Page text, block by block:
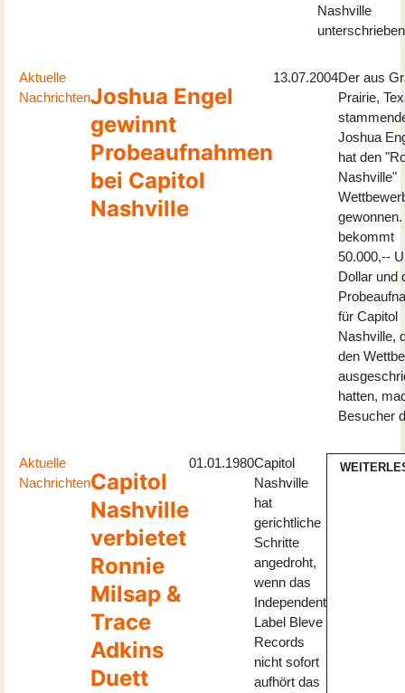
Nashville
Aktuelle
NachrichtenJoshua Engel
gewinnt
Probeaufnahmen
bei Capitol
Nashville
13.07.2004Der aus
Prairie,
Joshua
hat den
Nashville"
bekommt
50.000,--
Dollar und
für Capitol
Nashville,
den
hatten,
Besucher
Aktuelle
NachrichtenCapitol
Nashville
verbietet
Ronnie
Milsap &
Trace
Adkins
Duett
01.01.1980Capitol
Nashville
hat
gerichtliche
Schritte
angedroht,
wenn das
Independent
Label Bleve
Records
nicht sofort
aufhört das